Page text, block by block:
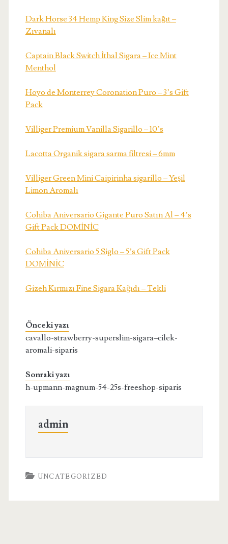
Dark Horse 34 Hemp King Size Slim kağıt –
Zıvanalı
Captain Black Switch İthal Sigara – Ice Mint
Menthol
Hoyo de Monterrey Coronation Puro – 3’s Gift
Pack
Villiger Premium Vanilla Sigarillo – 10’s
Lacotta Organik sigara sarma filtresi – 6mm
Villiger Green Mini Caipirinha sigarillo – Yeşil
Limon Aromalı
Cohiba Aniversario Gigante Puro Satın Al – 4’s
Gift Pack DOMİNİC
Cohiba Aniversario 5 Siglo – 5’s Gift Pack
DOMİNİC
Gizeh Kırmızı Fine Sigara Kağıdı – Tekli
Önceki yazı
cavallo-strawberry-superslim-sigara–cilek-
aromali-siparis
Sonraki yazı
h-upmann-magnum-54-25s-freeshop-siparis
admin
UNCATEGORIZED